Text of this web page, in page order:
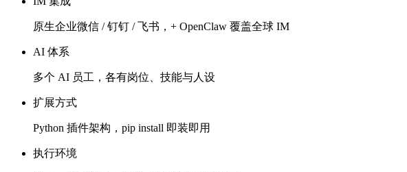
原生企业微信 / 钉钉 / 飞书，+ OpenClaw 覆盖全球 IM
AI 体系
多个 AI 员工，各有岗位、技能与人设
扩展方式
Python 插件架构，pip install 即装即用
执行环境